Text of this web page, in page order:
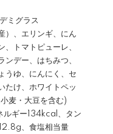
ミグラス
）、エリンギ、にん
、トマトピューレ、
デー、はちみつ、
うゆ、にんにく、セ
たけ、ホワイトペッ
麦・大豆を含む)
ルギー134kcal、タン
、食塩相当量